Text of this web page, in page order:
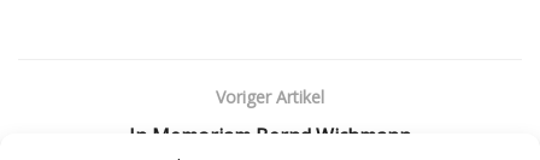
Voriger Artikel
In Memoriam Bernd Wichmann